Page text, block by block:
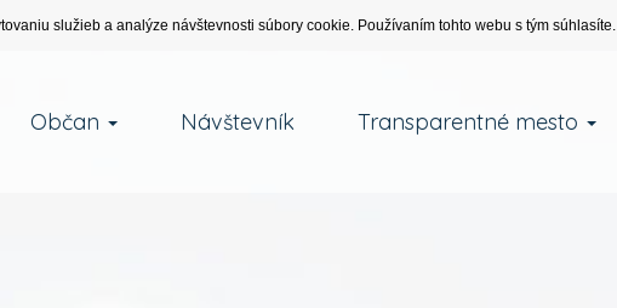
služieb a analýze návštevnosti súbory cookie. Používaním tohto webu s tým súhlasíte.
Občan Návštevník Transparentné mesto